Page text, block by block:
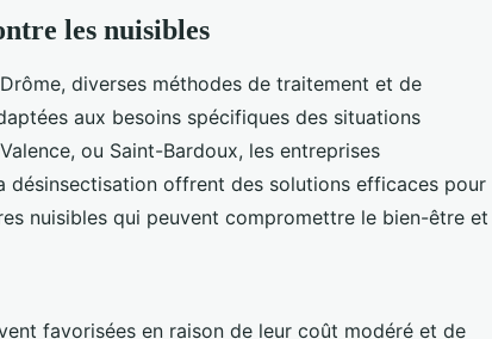
les nuisibles
diverses méthodes de traitement et de
aux besoins spécifiques des situations
ou Saint-Bardoux, les entreprises
désinsectisation offrent des solutions efficaces pour
nuisibles qui peuvent compromettre le bien-être et
favorisées en raison de leur coût modéré et de